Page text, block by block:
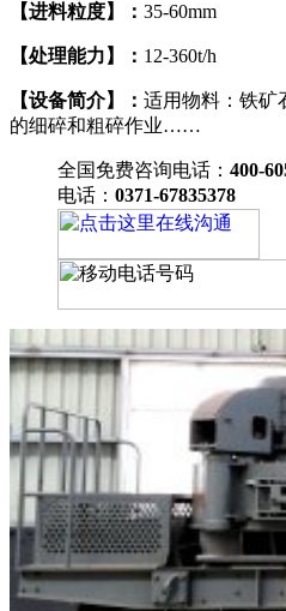
【进料粒度】： 35-60mm
【处理能力】： 12-360t/h
【设备简介】： 适用物料：铁矿
的细碎和粗碎作业……
全国免费咨询电话： 400-
电话： 0371-67835378